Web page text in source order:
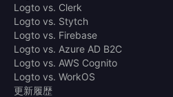
Logto vs. Clerk
Logto vs. Stytch
Logto vs. Firebase
Logto vs. Azure AD B2C
Logto vs. AWS Cognito
Logto vs. WorkOS
更新履歴